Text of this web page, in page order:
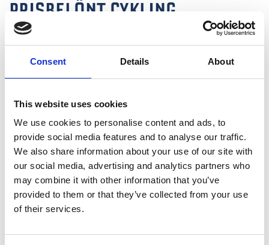
Consent Details About
This website uses cookies
We use cookies to personalise content and ads, to
provide social media features and to analyse our traffic.
We also share information about your use of our site with
our social media, advertising and analytics partners who
may combine it with other information that you’ve
provided to them or that they’ve collected from your use
of their services.
PRISBELÖNT CYKLING
Lofsdalen fortsätter att leverera cykling i toppklass. För
stigcykelområde
genom en omröstning bland
medlemmarna på Happyride, Sveriges största community
downhillcykling också placerat sig i toppen, och röstats
fram som Sveriges tredje bästa även det för andra året i
rad. Utmärkelserna är ett kvitto på det engagemang, den
kvalitet och de upplevelser som väntar alla som cyklar i
Lofsdalen.
ÖPPETTIDER CYKLING 2026
Lofsdalen Fjällpark MTB: Midsommar - oktober